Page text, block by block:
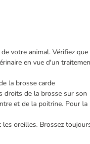
votre animal. Vérifiez que
en vue d'un
la brosse carde
droits de la brosse sur son
et de la poitrine. Pour la
les oreilles. Brossez